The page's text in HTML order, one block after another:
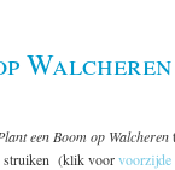
Walcheren
een Boom op Walcheren
struiken (klik voorvoorzijde